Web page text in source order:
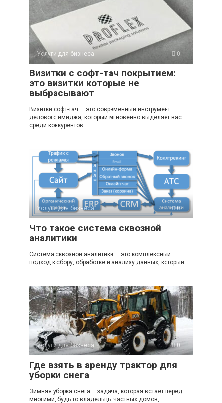
Услуги для бизнеса 0
Визитки с софт-тач покрытием:
это визитки которые не
выбрасывают
Визитки софт-тач — это современный инструмент
делового имиджа, который мгновенно выделяет вас
среди конкурентов.
Услуги для бизнеса 0
Что такое система сквозной
аналитики
Система сквозной аналитики — это комплексный
подход к сбору, обработке и анализу данных, который
Услуги для бизнеса 0
Где взять в аренду трактор для
уборки снега
Зимняя уборка снега – задача, которая встает перед
многими, будь то владельцы частных домов,